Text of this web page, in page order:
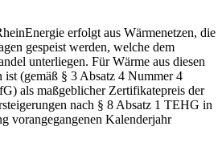
erfolgt aus Wärmenetzen, die
gespeist werden, welche dem
unterliegen. Für Wärme aus diesen
ist (gemäß § 3 Absatz 4 Nummer 4
als maßgeblicher Zertifikatepreis der
nach § 8 Absatz 1 TEHG in
vorangegangenen Kalenderjahr